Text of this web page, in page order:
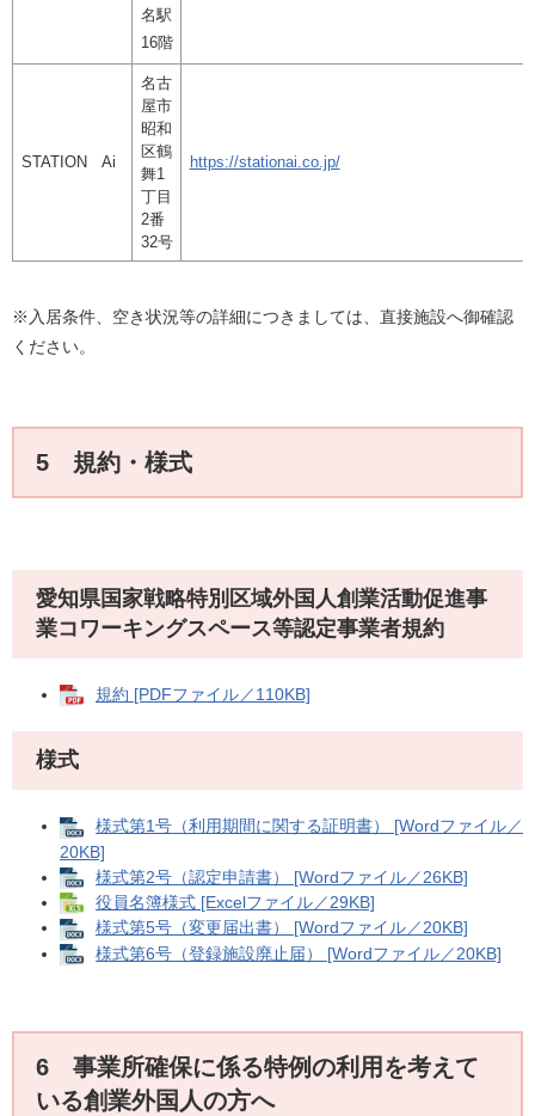
名駅
16階
STATION Ai
名古
屋市
昭和
区鶴
舞1
丁目
2番
32号
https://stationai.co.jp/
※入居条件、空き状況等の詳細につきましては、直接施設へ御確認
ください。
5 規約・様式
愛知県国家戦略特別区域外国人創業活動促進事
業コワーキングスペース等認定事業者規約
規約 [PDFファイル／110KB]
様式
様式第1号（利用期間に関する証明書） [Wordファイル／
20KB]
様式第2号（認定申請書） [Wordファイル／26KB]
役員名簿様式 [Excelファイル／29KB]
様式第5号（変更届出書） [Wordファイル／20KB]
様式第6号（登録施設廃止届） [Wordファイル／20KB]
6 事業所確保に係る特例の利用を考えて
いる創業外国人の方へ